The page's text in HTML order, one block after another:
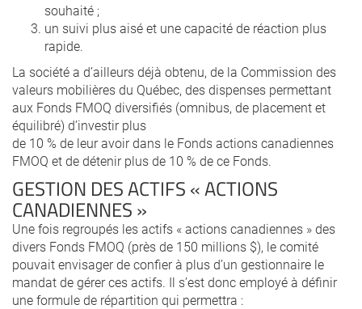
souhaité ;
un suivi plus aisé et une capacité de réaction plus
rapide.
La société a d’ailleurs déjà obtenu, de la Commission des
valeurs mobilières du Québec, des dispenses permettant
aux Fonds FMOQ diversifiés (omnibus, de placement et
équilibré) d’investir plus
de 10 % de leur avoir dans le Fonds actions canadiennes
FMOQ et de détenir plus de 10 % de ce Fonds.
GESTION DES ACTIFS « ACTIONS
CANADIENNES »
Une fois regroupés les actifs « actions canadiennes » des
divers Fonds FMOQ (près de 150 millions $), le comité
pouvait envisager de confier à plus d’un gestionnaire le
mandat de gérer ces actifs. Il s’est donc employé à définir
une formule de répartition qui permettra :